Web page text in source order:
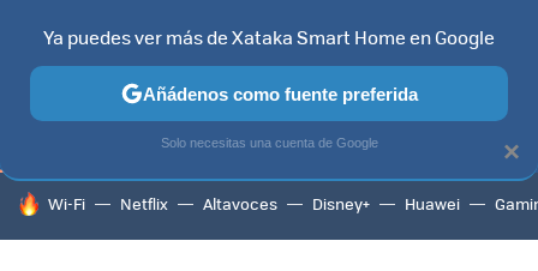
TELEVISORES CONTENIDOS SMART TV SELECCIÓN
HOY SE HABLA DE
Wi-Fi Netflix Altavoces Disney+ Huawei
×
Ya puedes ver más de Xataka Smart Home en Google
Añádenos como fuente preferida
Solo necesitas una cuenta de Google